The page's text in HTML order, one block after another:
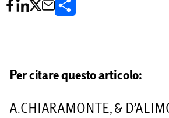
v
Per citare questo articolo:
A.CHIARAMONTE, &